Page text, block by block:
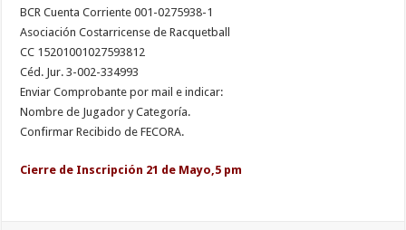
BCR Cuenta Corriente 001-0275938-1
Asociación Costarricense de Racquetball
CC 15201001027593812
Céd. Jur. 3-002-334993
Enviar Comprobante por mail e indicar:
Nombre de Jugador y Categoría.
Confirmar Recibido de FECORA.
Cierre de Inscripción 21 de Mayo,5 pm